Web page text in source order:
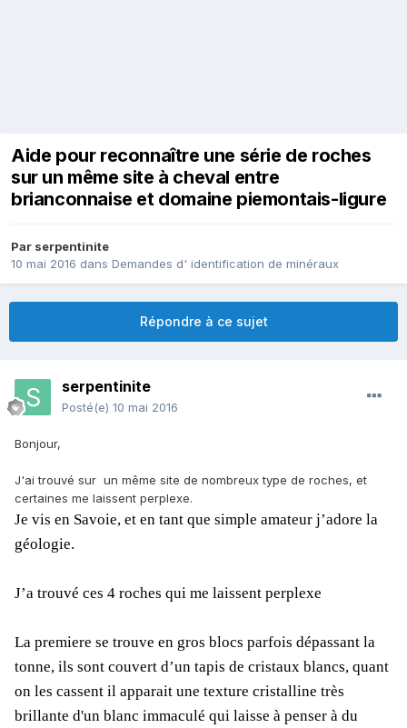
Aide pour reconnaître une série de roches
sur un même site à cheval entre
brianconnaise et domaine piemontais-ligure
Par serpentinite
10 mai 2016 dans Demandes d' identification de minéraux
Répondre à ce sujet
serpentinite
Posté(e) 10 mai 2016
Bonjour,
J'ai trouvé sur un même site de nombreux type de roches, et
certaines me laissent perplexe.
Je vis en Savoie, et en tant que simple amateur j’adore la
géologie.
J’a trouvé ces 4 roches qui me laissent perplexe
La premiere se trouve en gros blocs parfois dépassant la
tonne, ils sont couvert d’un tapis de cristaux blancs, quant
on les cassent il apparait une texture cristalline très
brillante d'un blanc immaculé qui laisse à penser à du